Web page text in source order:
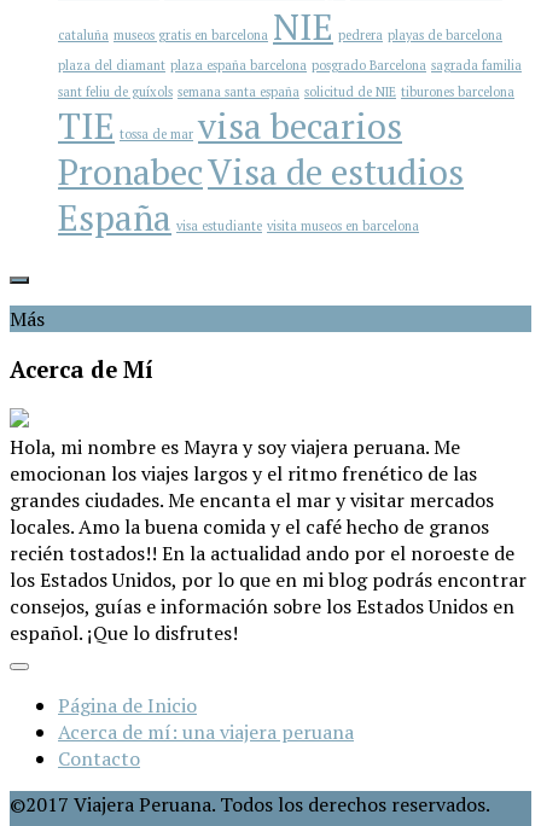
cataluña museos gratis en barcelona NIE pedrera playas de barcelona
plaza del diamant plaza españa barcelona posgrado Barcelona sagrada familia
sant feliu de guíxols semana santa españa solicitud de NIE tiburones barcelona
TIE tossa de mar visa becarios
PronabecVisa de estudios
España visa estudiante visita museos en barcelona
Más
Acerca de Mí
Hola, mi nombre es Mayra y soy viajera peruana. Me
emocionan los viajes largos y el ritmo frenético de las
grandes ciudades. Me encanta el mar y visitar mercados
locales. Amo la buena comida y el café hecho de granos
recién tostados!! En la actualidad ando por el noroeste de
los Estados Unidos, por lo que en mi blog podrás encontrar
consejos, guías e información sobre los Estados Unidos en
español. ¡Que lo disfrutes!
Página de Inicio
Acerca de mí: una viajera peruana
Contacto
©2017 Viajera Peruana. Todos los derechos reservados.